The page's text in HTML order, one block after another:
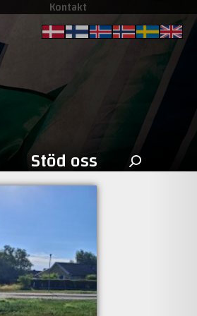
Kontakt
Stöd oss Sök
efter: